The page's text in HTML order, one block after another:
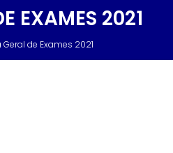
EXAMES 2021
Geral de Exames 2021